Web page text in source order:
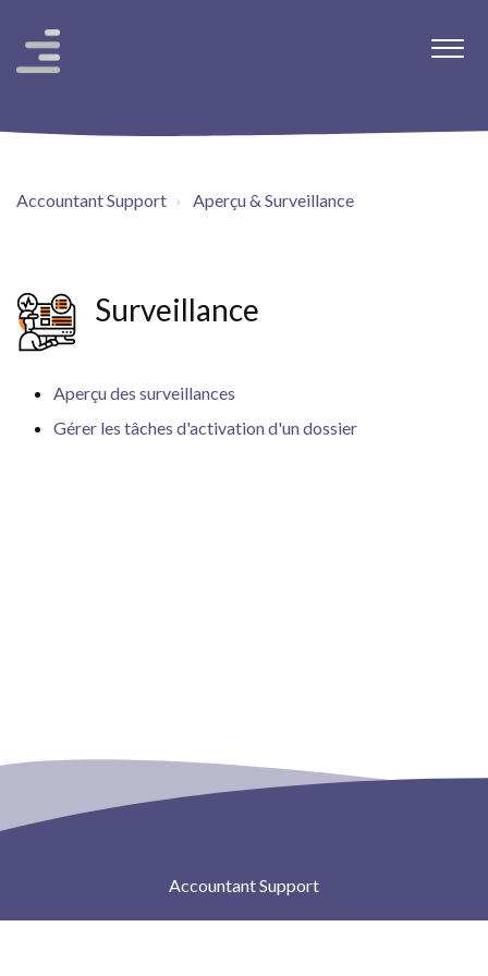
Accountant Support Aperçu & Surveillance
Surveillance
Aperçu des surveillances
Gérer les tâches d'activation d'un dossier
Accountant Support